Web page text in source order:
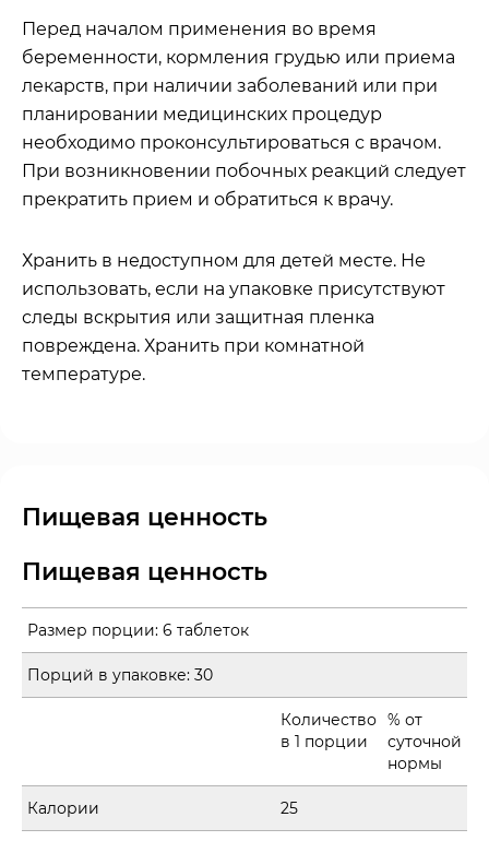
Перед началом применения во время
беременности, кормления грудью или приема
лекарств, при наличии заболеваний или при
планировании медицинских процедур
необходимо проконсультироваться с врачом.
При возникновении побочных реакций следует
прекратить прием и обратиться к врачу.
Хранить в недоступном для детей месте. Не
использовать, если на упаковке присутствуют
следы вскрытия или защитная пленка
повреждена. Хранить при комнатной
температуре.
Пищевая ценность
Пищевая ценность
Размер порции: 6 таблеток
Порций в упаковке: 30
Количество
в 1 порции
% от
суточной
нормы
Калории 25